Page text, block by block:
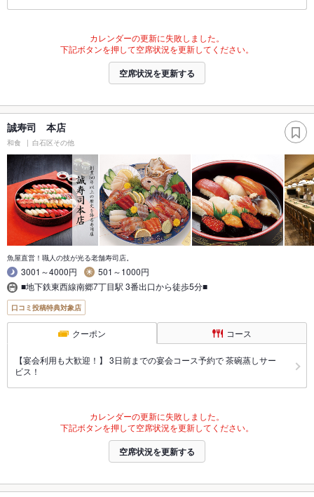
カレンダーの更新に失敗しました。
下記ボタンを押して空席状況を更新してください。
空席状況を更新する
誠寿司 本店
和食 白石区その他
魚屋直営！職人の技が光る老舗寿司店。
3001～4000円
501～1000円
■地下鉄東西線南郷7丁目駅 3番出口から徒歩5分■
口コミ投稿特典対象店
クーポン コース
【宴会利用も大歓迎！】 3日前までの宴会コース予約で 茶碗蒸しサー
ビス！
カレンダーの更新に失敗しました。
下記ボタンを押して空席状況を更新してください。
空席状況を更新する